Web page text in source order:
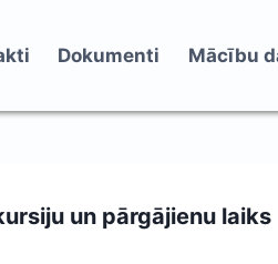
Dokumenti Mācību
un pārgājienu laiks